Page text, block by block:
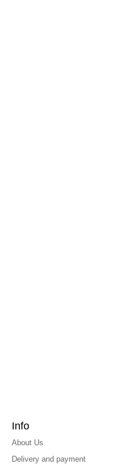
Info
About Us
Delivery and payment